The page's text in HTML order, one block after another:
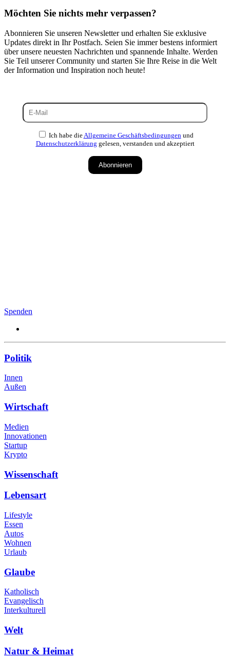
Möchten Sie nichts mehr verpassen?
Abonnieren Sie unseren Newsletter und erhalten Sie exklusive
Updates direkt in Ihr Postfach. Seien Sie immer bestens informiert
über unsere neuesten Nachrichten und spannende Inhalte. Werden
Sie Teil unserer Community und starten Sie Ihre Reise in die Welt
der Information und Inspiration noch heute!
Ich habe dieAllgemeine Geschäftsbedingungenund
Datenschutzerklärung gelesen, verstanden und akzeptiert
Abonnieren
Spenden
Politik
Innen
Außen
Wirtschaft
Medien
Innovationen
Startup
Krypto
Wissenschaft
Lebensart
Lifestyle
Essen
Autos
Wohnen
Urlaub
Glaube
Katholisch
Evangelisch
Interkulturell
Welt
Natur & Heimat